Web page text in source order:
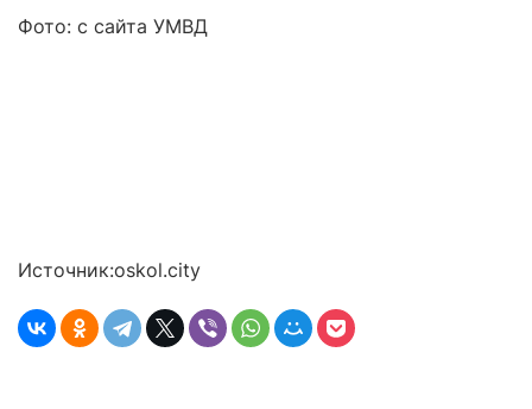
Фото: с сайта УМВД
Источник:oskol.city